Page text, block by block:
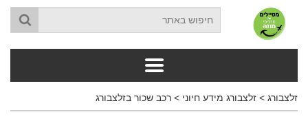
זלצבורג > זלצבורג מידע חיוני > רכב שכור בזלצבורג